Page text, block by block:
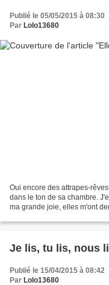
Publié le 05/05/2015 à 08:30
Par Lolo13680
Oui encore des attrapes-
dans le ton de sa chambre.
ma grande joie, elles m'ont
Je lis, tu lis, nous
Publié le 15/04/2015 à 08:42
Par Lolo13680